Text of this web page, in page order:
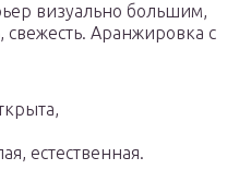
визуально большим,
свежесть. Аранжировка с
естественная.